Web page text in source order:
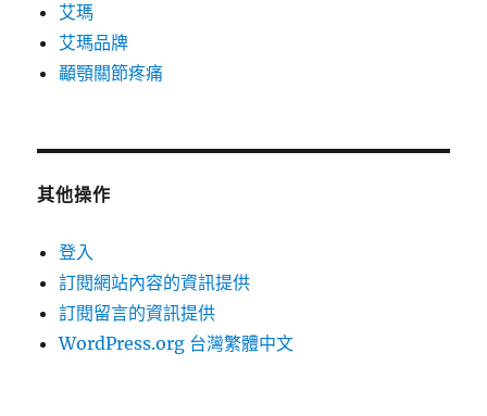
艾瑪
艾瑪品牌
顳顎關節疼痛
其他操作
登入
訂閱網站內容的資訊提供
訂閱留言的資訊提供
WordPress.org 台灣繁體中文